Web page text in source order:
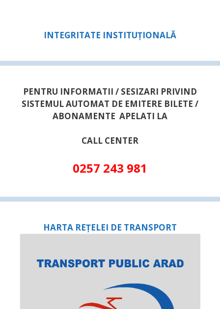
INTEGRITATE INSTITUȚIONALĂ
PENTRU INFORMATII / SESIZARI PRIVIND
SISTEMUL AUTOMAT DE EMITERE BILETE /
ABONAMENTE APELATI LA
CALL CENTER
0257 243 981
HARTA REȚELEI DE TRANSPORT